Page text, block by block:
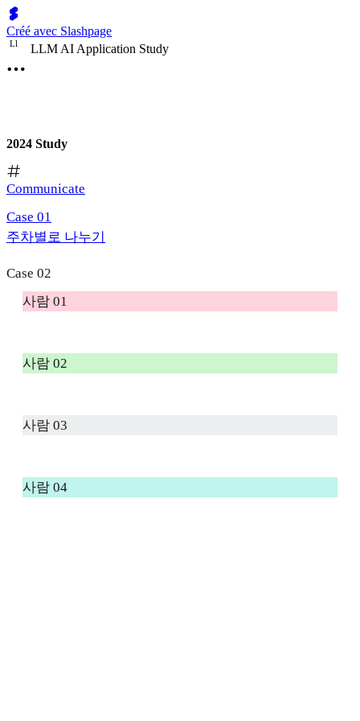
Créé avec Slashpage
Ll LLM AI Application Study
2024 Study
Communicate
Case 01
주차별로 나누기
Case 02
사람 01
사람 02
사람 03
사람 04